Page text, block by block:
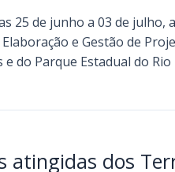
25 de junho a 03 de
e Gestão de
e do Parque Estadual do
atingidas dos